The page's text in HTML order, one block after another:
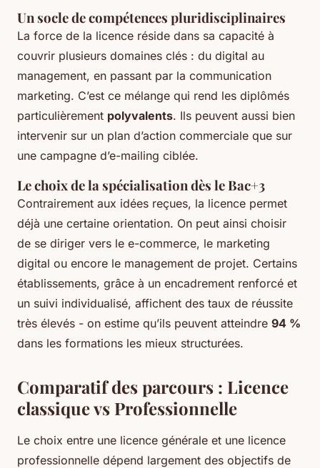
Un socle de compétences pluridisciplinaires
La force de la licence réside dans sa capacité à
couvrir plusieurs domaines clés : du digital au
management, en passant par la communication
marketing. C’est ce mélange qui rend les diplômés
particulièrement polyvalents. Ils peuvent aussi bien
intervenir sur un plan d’action commerciale que sur
une campagne d’e-mailing ciblée.
Le choix de la spécialisation dès le Bac+3
Contrairement aux idées reçues, la licence permet
déjà une certaine orientation. On peut ainsi choisir
de se diriger vers le e-commerce, le marketing
digital ou encore le management de projet. Certains
établissements, grâce à un encadrement renforcé et
un suivi individualisé, affichent des taux de réussite
très élevés - on estime qu’ils peuvent atteindre 94 %
dans les formations les mieux structurées.
Comparatif des parcours : Licence
classique vs Professionnelle
Le choix entre une licence générale et une licence
professionnelle dépend largement des objectifs de